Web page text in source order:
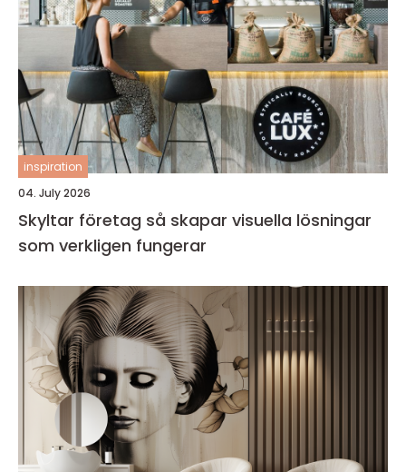
inspiration
04. July 2026
Skyltar företag så skapar visuella lösningar
som verkligen fungerar